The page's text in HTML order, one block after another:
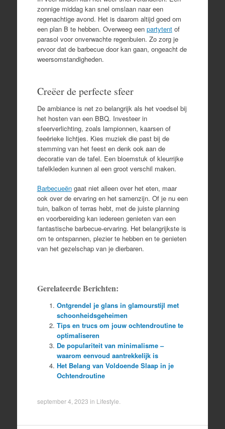
zonnige middag kan snel omslaan naar een
regenachtige avond. Het is daarom altijd goed om
een plan B te hebben. Overweeg een partytentof
parasol voor onverwachte regenbuien. Zo zorg je
ervoor dat de barbecue door kan gaan, ongeacht de
weersomstandigheden.
Creëer de perfecte sfeer
De ambiance is net zo belangrijk als het voedsel bij
het hosten van een BBQ. Investeer in
sfeerverlichting, zoals lampionnen, kaarsen of
feeërieke lichtjes. Kies muziek die past bij de
stemming van het feest en denk ook aan de
decoratie van de tafel. Een bloemstuk of kleurrijke
tafelkleden kunnen al een groot verschil maken.
Barbecueëngaat niet alleen over het eten, maar
ook over de ervaring en het samenzijn. Of je nu een
tuin, balkon of terras hebt, met de juiste planning
en voorbereiding kan iedereen genieten van een
fantastische barbecue-ervaring. Het belangrijkste is
om te ontspannen, plezier te hebben en te genieten
van het gezelschap van je dierbaren.
Gerelateerde Berichten:
Ontgrendel je glans in glamourstijl met
schoonheidsgeheimen
Tips en trucs om jouw ochtendroutine te
optimaliseren
De populariteit van minimalisme –
waarom eenvoud aantrekkelijk is
Het Belang van Voldoende Slaap in je
Ochtendroutine
september 4, 2023 in Lifestyle